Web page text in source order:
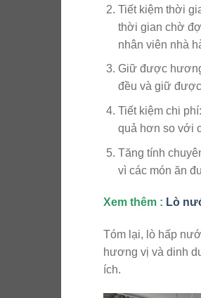
Tiết kiệm thời
thời gian chờ
nhân viên nhà
Giữ được
đều và giữ
Tiết kiệm chi
quả hơn so với
Tăng tính
vì các món ăn
Xem thêm : Lò
Tóm lại, lò hấp
hương vị và dinh
ích.